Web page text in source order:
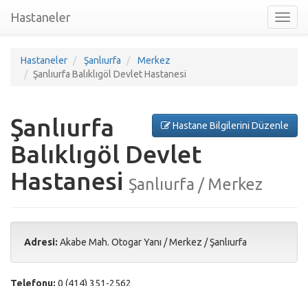
nav
Hastaneler
Hastaneler Şanlıurfa
Merkez
Şanlıurfa Balıklıgöl Devlet Hastanesi
Hastane Bilgilerini Düzenle
Şanlıurfa
Balıklıgöl Devlet
Hastanesi Şanlıurfa / Merkez
Adresi: Akabe Mah. Otogar Yanı /Merkez /Şanlıurfa
Telefonu: 0 (414) 351-2562